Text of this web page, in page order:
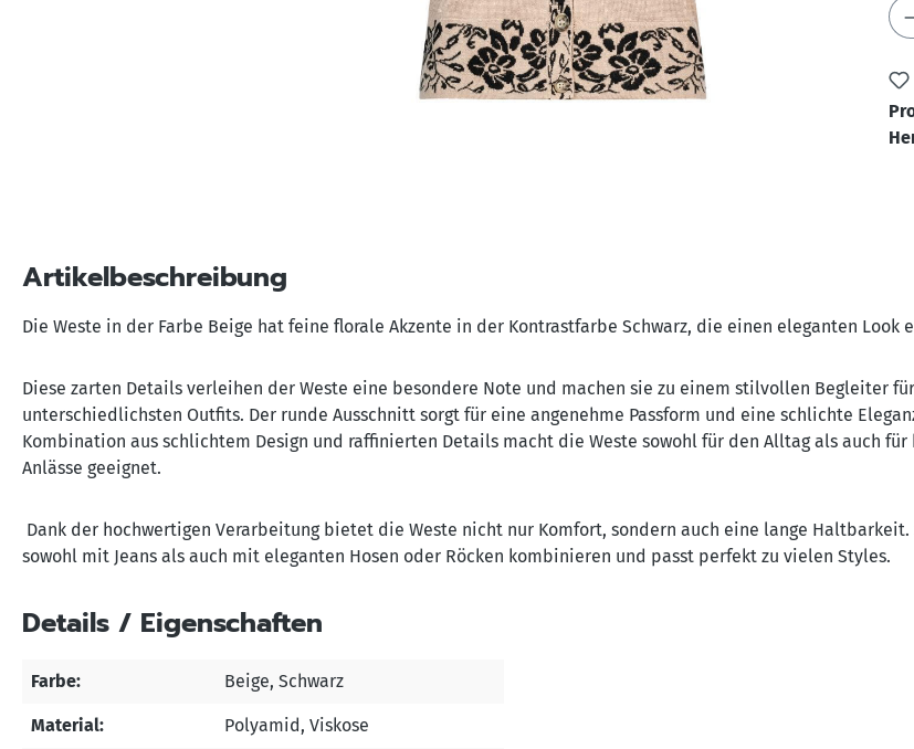
Artikelbeschreibung
Die Weste in der Farbe Beige hat feine florale Akzente in der Kontrastfarbe Schwarz, die einen eleganten Look
Diese zarten Details verleihen der Weste eine besondere Note und machen sie zu einem stilvollen Begleiter
unterschiedlichsten Outfits. Der runde Ausschnitt sorgt für eine angenehme Passform und eine schlichte
Kombination aus schlichtem Design und raffinierten Details macht die Weste sowohl für den Alltag als auch für
Anlässe geeignet.
Dank der hochwertigen Verarbeitung bietet die Weste nicht nur Komfort, sondern auch eine lange Haltbarkeit.
sowohl mit Jeans als auch mit eleganten Hosen oder Röcken kombinieren und passt perfekt zu vielen Styles.
Details / Eigenschaften
Farbe: Beige, Schwarz
Material: Polyamid, Viskose